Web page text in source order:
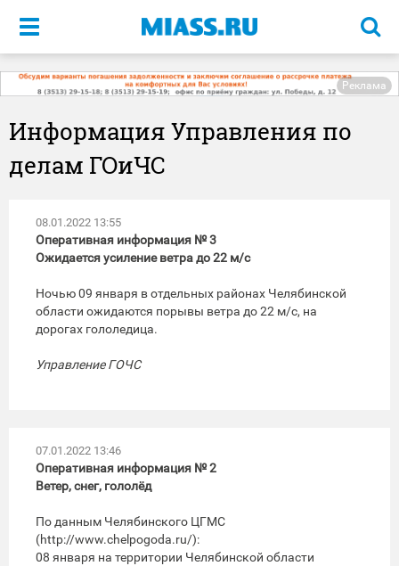
Меню
Реклама
Информация Управления по
делам ГОиЧС
08.01.2022 13:55
Оперативная информация № 3
Ожидается усиление ветра до 22 м/с
Ночью 09 января в отдельных районах Челябинской
области ожидаются порывы ветра до 22 м/с, на
дорогах гололедица.
Управление ГОЧС
07.01.2022 13:46
Оперативная информация № 2
Ветер, снег, гололёд
По данным Челябинского ЦГМС
(http://www.chelpogoda.ru/):
08 января на территории Челябинской области